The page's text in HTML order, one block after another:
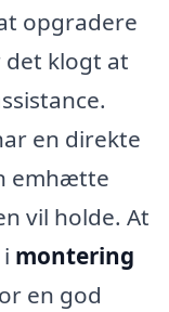
opgradere
klogt at
en direkte
emhætte
vil holde. At
montering
en god